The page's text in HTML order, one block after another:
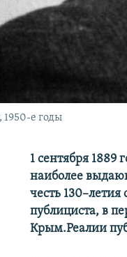
е годы
1 сентября 1889
наиболее
честь
публициста, в
Крым.Реалии